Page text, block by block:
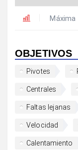
Máxima
OBJETIVOS
Pivotes
Centrales
Faltas lejanas
Velocidad
Calentamiento